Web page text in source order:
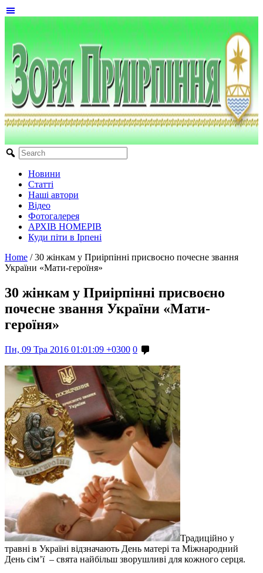
Новини
Статті
Наші автори
Відео
Фотогалерея
АРХІВ НОМЕРІВ
Куди піти в Ірпені
Home / 30 жінкам у Приірпінні присвоєно почесне звання
України «Мати-героїня»
30 жінкам у Приірпінні присвоєно
почесне звання України «Мати-
героїня»
Пн, 09 Тра 2016 01:01:09 +0300 0
Традиційно у
травні в Україні відзначають День матері та Міжнародний
День сім’ї – свята найбільш зворушливі для кожного серця.